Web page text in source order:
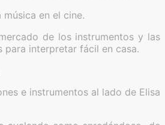
en el cine.
de los instrumentos y las
para interpretar fácil en casa.
e instrumentos al lado de Elisa